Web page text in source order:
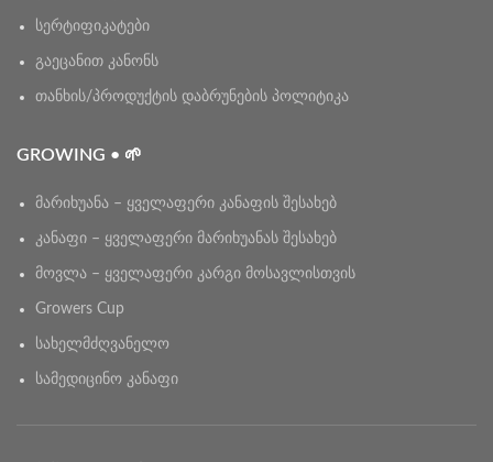
სერტიფიკატები
გაეცანით კანონს
თანხის/პროდუქტის დაბრუნების პოლიტიკა
GROWING • 🌱
მარიხუანა – ყველაფერი კანაფის შესახებ
კანაფი – ყველაფერი მარიხუანას შესახებ
მოვლა – ყველაფერი კარგი მოსავლისთვის
Growers Cup
სახელმძღვანელო
სამედიცინო კანაფი